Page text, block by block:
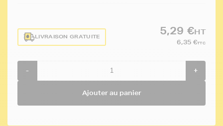
LIVRAISON GRATUITE
5,29 €HT
6,35 €TTC
- +
Ajouter au panier